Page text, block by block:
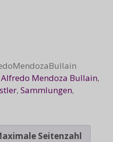
Alfredo Mendoza Bullain,
, Sammlungen,
Seitenzahl